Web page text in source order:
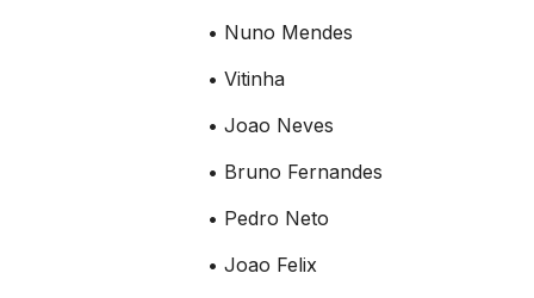
• Nuno Mendes
• Vitinha
• Joao Neves
• Bruno Fernandes
• Pedro Neto
• Joao Felix